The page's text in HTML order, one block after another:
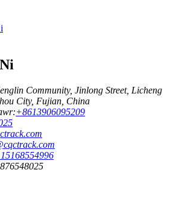
Community, Jinlong Street, Licheng
City, Fujian, China
+8613906095209